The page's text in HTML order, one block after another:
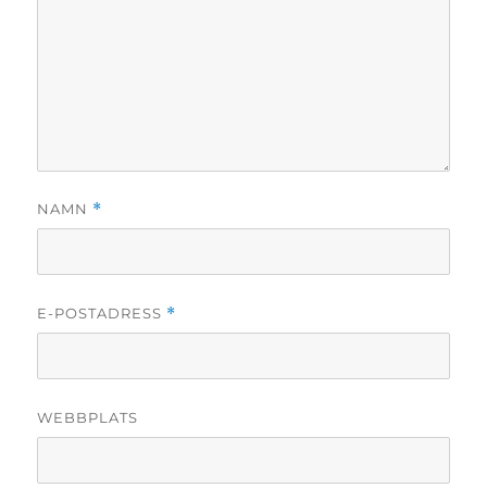
NAMN *
E-POSTADRESS *
WEBBPLATS